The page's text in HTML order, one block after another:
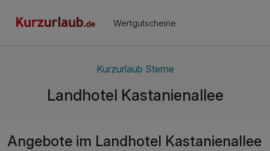
Wertgutscheine
Kurzurlaub Sterne
Landhotel Kastanienallee
Angebote im Landhotel Kastanienallee